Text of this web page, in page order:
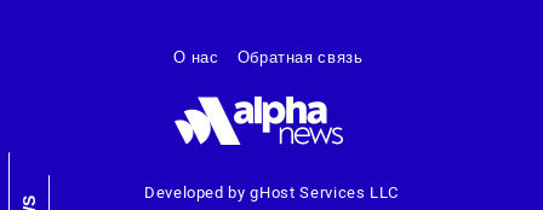
Developed by gHost Services LLC
О нас Обратная связь